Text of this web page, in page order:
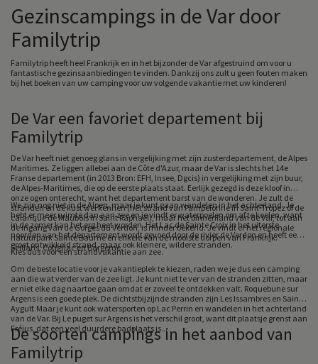
Gezinscampings in de Var door
Familytrip
Familytrip heeft heel Frankrijk en in het bijzonder de Var afgestruind om voor u
fantastische gezinsaanbiedingen te vinden. Dankzij ons zult u geen fouten maken
bij het boeken van uw camping voor uw volgende vakantie met uw kinderen!
De Var een favoriet departement bij
Familytrip
De Var heeft niet genoeg glans in vergelijking met zijn zusterdepartement, de Alpes
Maritimes. Ze liggen allebei aan de Côte d'Azur, maar de Var is slechts het 14e
Franse departement (in 2013 Bron: EFH, Insee, Dgcis) in vergelijking met zijn buur,
de Alpes-Maritimes, die op de eerste plaats staat. Eerlijk gezegd is deze kloof in
onze ogen onterecht, want het departement barst van de wonderen. Je zult de
stranden en de kust wel kennen (het strand van Pampelonne in Saint-Tropez of de
calanque de Maubois in Saint Raphaël), maar het binnenland van de Var, tot aan
de ingang van de Gorges du Verdon, is minder bekend. Je vindt er het regionale
natuurpark Sainte Baume en enkele van de mooiste dorpen van Frankrijk:
Seillans, Cotignac en Bargème.
We zijn nog niet in de Alpen, maar je kunt gaan wandelen in het achterland. Je
hebt er meer ruimte dan aan zee en je vindt er waterpoelen om af te koelen, want
in de zomer kan het erg heet worden. Het Lac de Sainte Croix in het uiterste
noorden van het departement wordt gevoed door de rivier de Verdon en heeft een
groot ontwikkeld strand, maar ook kleinere, wildere stranden.
Kies dus voor een strandvakantie aan zee.
Om de beste locatie voor je vakantieplek te kiezen, raden we je dus een camping
aan die wat verder van de zee ligt. Je kunt niet te ver van de stranden zitten, maar
er niet elke dag naartoe gaan omdat er zoveel te ontdekken valt. Roquebune sur
Argens is een goede plek. De dichtstbijzijnde stranden zijn Les Issambres en Saint
Aygulf. Maar je kunt ook watersporten op Lac Perrin en wandelen in het achterland
van de Var. Bij Le puget sur Argens is het verschil groot, want dit plaatsje grenst aan
Fréjus, dat een veel duurdere badplaats is...
De soorten campings in het aanbod van
Familytrip